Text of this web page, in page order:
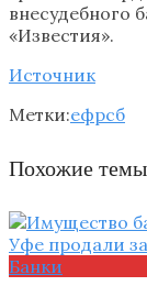
внесудебного
«Известия».
Источник
Метки:ефрсб
Похожие темы
Банки